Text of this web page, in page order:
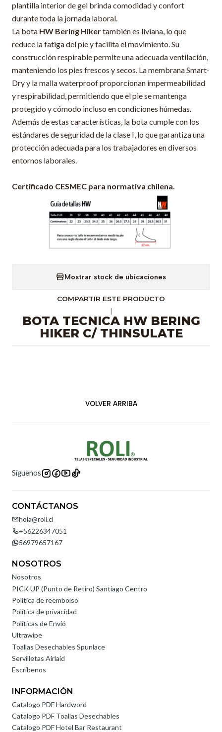
plantilla interior de gel brinda comodidad y confort
durante toda la jornada laboral.
La bota HW Bering Hikertambién es liviana, lo que
reduce la fatiga del pie y facilita el movimiento. Su
construcción respirable permite una adecuada ventilación,
manteniendo los pies frescos y secos. La membrana Smart-
Dry y la malla waterproof proporcionan impermeabilidad
y respirabilidad, permitiendo que el pie se mantenga
protegido y cómodo incluso en condiciones húmedas.
Además de estas características, la bota cumple con los
estándares de seguridad de la clase I, lo que garantiza una
protección adecuada para los trabajadores en diversos
entornos laborales.
Certificado CESMEC para normativa chilena.
Mostrar stock de ubicaciones
COMPARTIR ESTE PRODUCTO
BOTA TECNICA HW BERING
HIKER C/ THINSULATE
VOLVER ARRIBA
Síguenos
CONTÁCTANOS
hola@roli.cl
+56226347051
56979657167
NOSOTROS
Nosotros
PICK UP (Punto de Retiro) Santiago Centro
Politica de reembolso
Política de privacidad
Políticas de Envió
Ultrawipe
Toallas Desechables Spunlace
Servilletas Airlaid
Escríbenos
INFORMACIÓN
Catalogo PDF Hardword
Catalogo PDF Toallas Desechables
Catalogo PDF Hotel Bar Restaurant